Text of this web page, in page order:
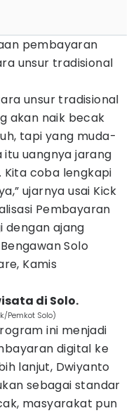
pembayaran
unsur tradisional
unsur tradisional
akan naik becak
tapi yang muda-
itu uangnya jarang
Kita coba lengkapi
ujarnya usai Kick
Pembayaran
dengan ajang
Solo
Kamis
di Solo.
Pemkot Solo)
ini menjadi
digital ke
lanjut, Dwiyanto
sebagai standar
masyarakat pun